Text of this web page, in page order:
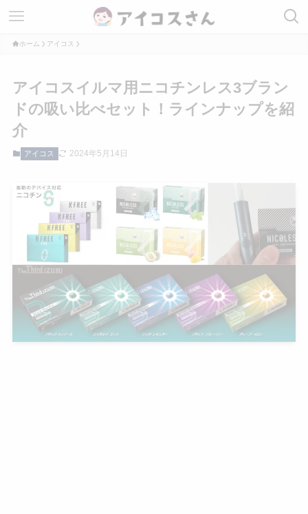
ホーム アイコス
アイコスイルマ用ニコチンレス3ブラン
ドの吸い比べセット！ラインナップを紹
介
アイコス 2024年5月14日